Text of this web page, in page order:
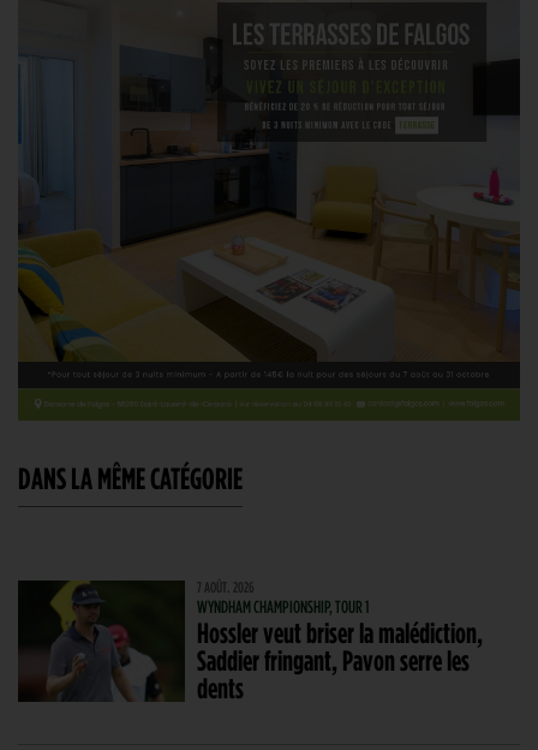
DANS LA MÊME CATÉGORIE
7 AOÛT. 2026
WYNDHAM CHAMPIONSHIP, TOUR 1
Hossler veut briser la malédiction,
Saddier fringant, Pavon serre les
dents